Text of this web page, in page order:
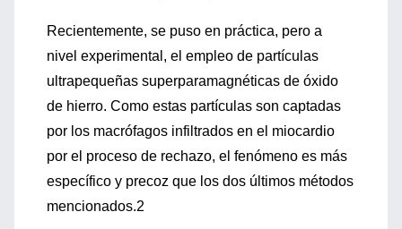
Recientemente, se puso en práctica, pero a
nivel experimental, el empleo de partículas
ultrapequeñas superparamagnéticas de óxido
de hierro. Como estas partículas son captadas
por los macrófagos infiltrados en el miocardio
por el proceso de rechazo, el fenómeno es más
específico y precoz que los dos últimos métodos
mencionados.2